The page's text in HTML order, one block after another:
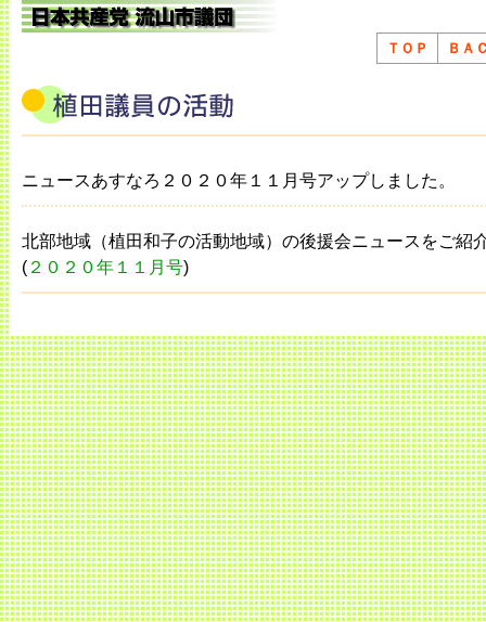
ＴＯＰ ＢＡ
ニュースあすなろ２０２０年１１月号アップしました。
北部地域（植田和子の活動地域）の後援会ニュースをご紹
( ２０２０年１１月号)